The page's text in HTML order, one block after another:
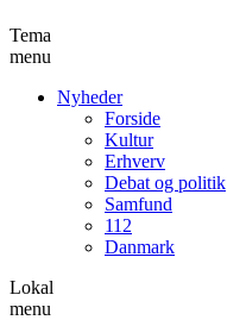
Tema
menu
Nyheder
Forside
Kultur
Erhverv
Debat og politik
Samfund
112
Danmark
Lokal
menu